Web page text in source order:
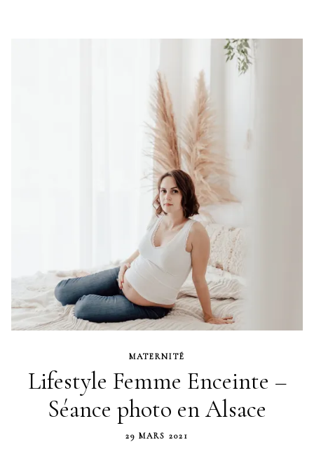
MATERNITÉ
Lifestyle Femme Enceinte –
Séance photo en Alsace
29 MARS 2021